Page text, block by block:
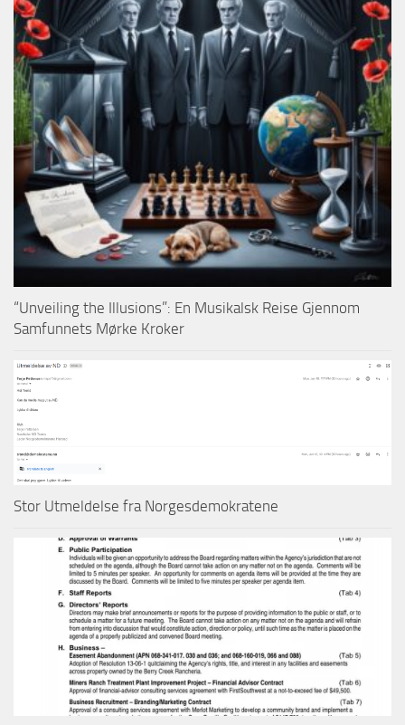
“Unveiling the Illusions”: En Musikalsk Reise Gjennom
Samfunnets Mørke Kroker
Stor Utmeldelse fra Norgesdemokratene